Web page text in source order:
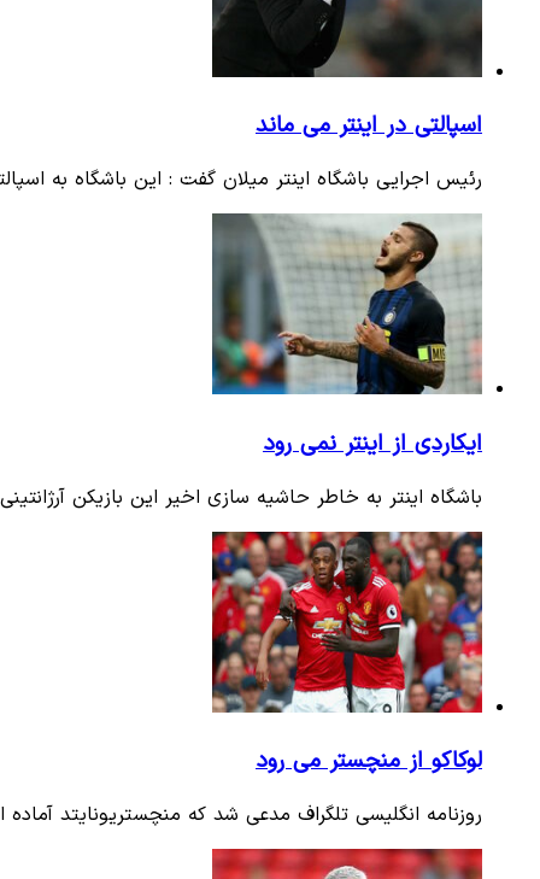
اسپالتی در اینتر می ماند
رئیس اجرایی باشگاه اینتر میلان گفت : این باشگاه به
ایکاردی از اینتر نمی رود
باشگاه اینتر به خاطر حاشیه سازی اخیر این بازیکن
لوکاکو از منچستر می رود
روزنامه انگلیسی تلگراف مدعی شد که منچستریونایتد